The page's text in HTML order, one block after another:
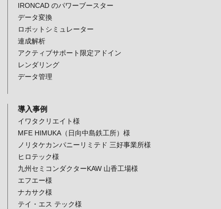
IRONCAD のパワーブースター
データ変換
ロボットシミュレーター
連成解析
アクティブサポート限定アドイン
レンダリング
データ管理
導入事例
イワタクリエイト様
MFE HIMUKA（日向中島鉄工所）様
ノリタケカンパニーリミテド 三好事業所様
ヒロテック様
九州セミコンダクターKAW 山香工場様
エフエー様
ナカサク様
テイ・エス テック様